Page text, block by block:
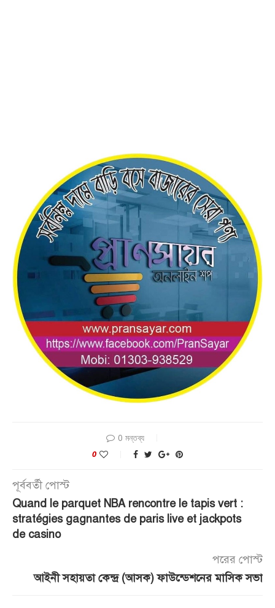
0 মন্তব্য
0
পূর্ববর্তী পোস্ট
Quand le parquet NBA rencontre le tapis vert :
stratégies gagnantes de paris live et jackpots
de casino
পরের পোস্ট
আইনী সহায়তা কেন্দ্র (আসক) ফাউন্ডেশনের মাসিক সভা